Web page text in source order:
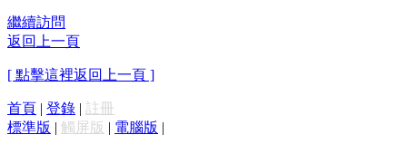
繼續訪問
返回上一頁
[ 點擊這裡返回上一頁 ]
首頁 | 登錄 | 註冊
標準版 | 觸屏版 | 電腦版 |